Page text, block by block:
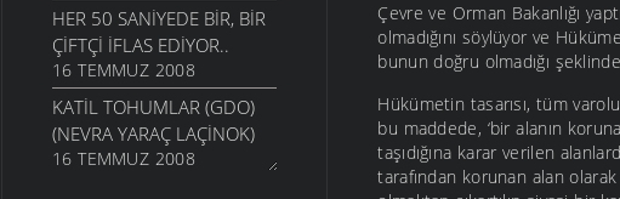
HER 50 SANIYEDE BIR, BIR
ÇIFTÇI İFLAS EDIYOR..
16 TEMMUZ 2008
KATIL TOHUMLAR (GDO)
(NEVRA YARAÇ LAÇİNOK)
16 TEMMUZ 2008
Çevre ve Orman Bakanlığı
olmadığını söylüyor ve
bunun doğru olmadığı şeklinde
Hükümetin tasarısı, tüm
bu maddede, ‘bir alanın
taşıdığına karar verilen
tarafından korunan alan